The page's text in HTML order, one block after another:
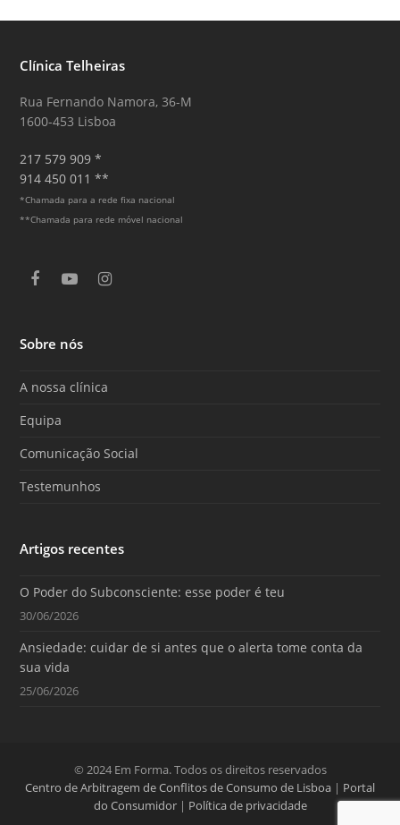
Clínica Telheiras
Rua Fernando Namora, 36-M
1600-453 Lisboa
217 579 909 *
914 450 011 **
*Chamada para a rede fixa nacional
**Chamada para rede móvel nacional
F
e
b
o
k
Y
T
u
e
I
r
a
Sobre nós
A nossa clínica
Equipa
Comunicação Social
Testemunhos
Artigos recentes
O Poder do Subconsciente: esse poder é teu
30/06/2026
Ansiedade: cuidar de si antes que o alerta tome conta da
sua vida
25/06/2026
© 2024 Em Forma. Todos os direitos reservados
Centro de Arbitragem de Conflitos de Consumo de Lisboa | Portal
do Consumidor | Política de privacidade